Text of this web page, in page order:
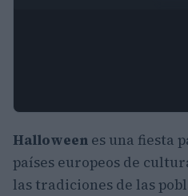
Halloween es una fiesta
países europeos de
las tradiciones de las